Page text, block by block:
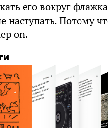
его вокруг
наступать. Потому
on.